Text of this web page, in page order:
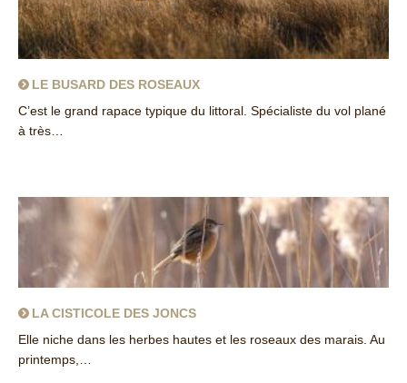
LE BUSARD DES ROSEAUX
C’est le grand rapace typique du littoral. Spécialiste du vol plané
à très…
LA CISTICOLE DES JONCS
Elle niche dans les herbes hautes et les roseaux des marais. Au
printemps,…